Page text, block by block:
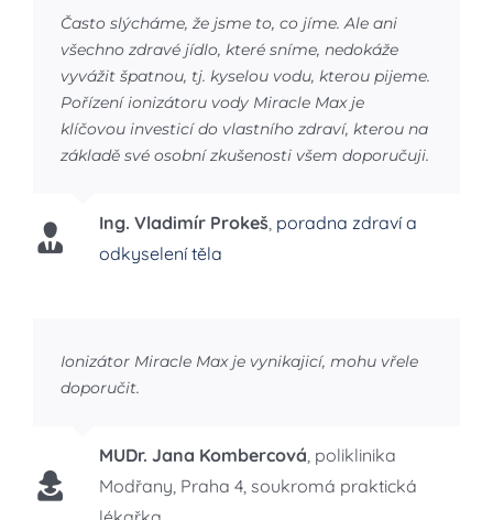
Často slýcháme, že jsme to, co jíme. Ale ani
všechno zdravé jídlo, které sníme, nedokáže
vyvážit špatnou, tj. kyselou vodu, kterou pijeme.
Pořízení ionizátoru vody Miracle Max je
klíčovou investicí do vlastního zdraví, kterou na
základě své osobní zkušenosti všem doporučuji.
Ing. Vladimír Prokeš poradna zdraví a
odkyselení těla
Ionizátor Miracle Max je vynikajicí, mohu vřele
doporučit.
MUDr. Jana Kombercová poliklinika
Modřany, Praha 4, soukromá praktická